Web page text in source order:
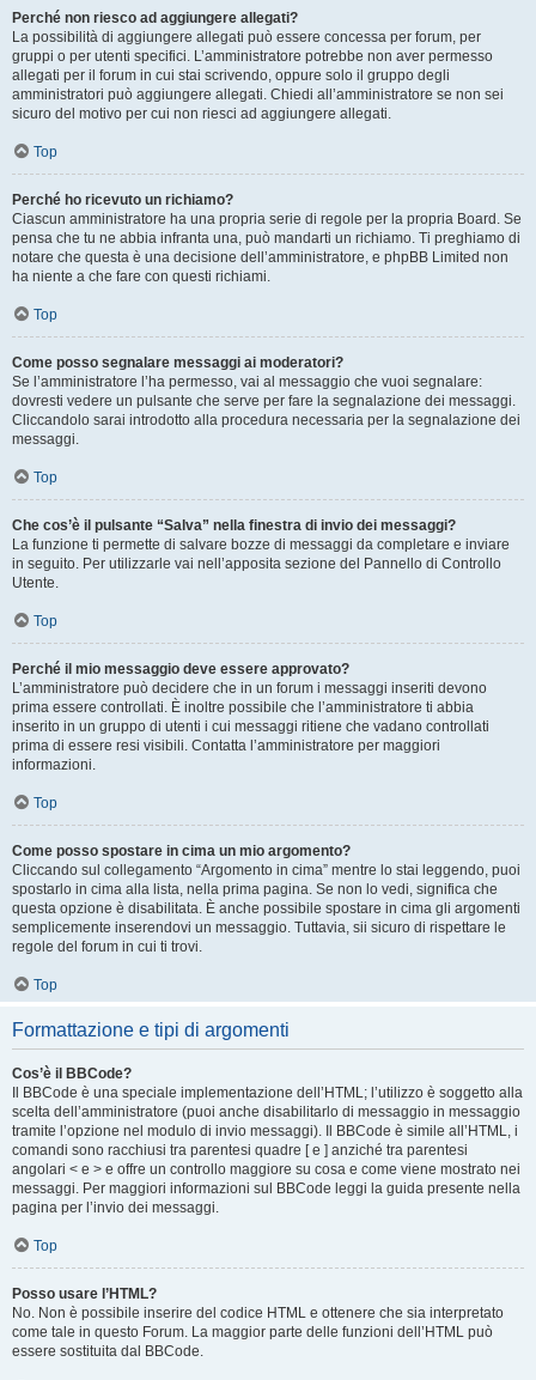
Perché non riesco ad aggiungere allegati?
La possibilità di aggiungere allegati può essere concessa per forum, per
gruppi o per utenti specifici. L’amministratore potrebbe non aver permesso
allegati per il forum in cui stai scrivendo, oppure solo il gruppo degli
amministratori può aggiungere allegati. Chiedi all’amministratore se non sei
sicuro del motivo per cui non riesci ad aggiungere allegati.
Top
Perché ho ricevuto un richiamo?
Ciascun amministratore ha una propria serie di regole per la propria Board. Se
pensa che tu ne abbia infranta una, può mandarti un richiamo. Ti preghiamo di
notare che questa è una decisione dell’amministratore, e phpBB Limited non
ha niente a che fare con questi richiami.
Top
Come posso segnalare messaggi ai moderatori?
Se l’amministratore l’ha permesso, vai al messaggio che vuoi segnalare:
dovresti vedere un pulsante che serve per fare la segnalazione dei messaggi.
Cliccandolo sarai introdotto alla procedura necessaria per la segnalazione dei
messaggi.
Top
Che cos’è il pulsante “Salva” nella finestra di invio dei messaggi?
La funzione ti permette di salvare bozze di messaggi da completare e inviare
in seguito. Per utilizzarle vai nell’apposita sezione del Pannello di Controllo
Utente.
Top
Perché il mio messaggio deve essere approvato?
L’amministratore può decidere che in un forum i messaggi inseriti devono
prima essere controllati. È inoltre possibile che l’amministratore ti abbia
inserito in un gruppo di utenti i cui messaggi ritiene che vadano controllati
prima di essere resi visibili. Contatta l’amministratore per maggiori
informazioni.
Top
Come posso spostare in cima un mio argomento?
Cliccando sul collegamento “Argomento in cima” mentre lo stai leggendo, puoi
spostarlo in cima alla lista, nella prima pagina. Se non lo vedi, significa che
questa opzione è disabilitata. È anche possibile spostare in cima gli argomenti
semplicemente inserendovi un messaggio. Tuttavia, sii sicuro di rispettare le
regole del forum in cui ti trovi.
Top
Formattazione e tipi di argomenti
Cos’è il BBCode?
Il BBCode è una speciale implementazione dell’HTML; l’utilizzo è soggetto alla
scelta dell’amministratore (puoi anche disabilitarlo di messaggio in messaggio
tramite l’opzione nel modulo di invio messaggi). Il BBCode è simile all’HTML, i
comandi sono racchiusi tra parentesi quadre [ e ] anziché tra parentesi
angolari < e > e offre un controllo maggiore su cosa e come viene mostrato nei
messaggi. Per maggiori informazioni sul BBCode leggi la guida presente nella
pagina per l’invio dei messaggi.
Top
Posso usare l’HTML?
No. Non è possibile inserire del codice HTML e ottenere che sia interpretato
come tale in questo Forum. La maggior parte delle funzioni dell’HTML può
essere sostituita dal BBCode.